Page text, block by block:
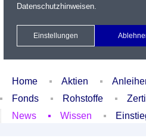
Xetra Realtime
Watchlist
Home Aktien
Fonds
Rohstoffe
News
Wissen
Datenschutzhinweisen.
Einstellungen